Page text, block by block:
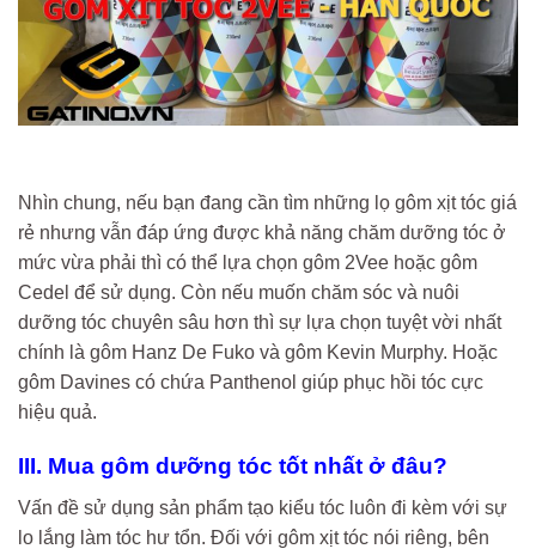
Nhìn chung, nếu bạn đang cần tìm những lọ gôm xịt tóc giá
rẻ nhưng vẫn đáp ứng được khả năng chăm dưỡng tóc ở
mức vừa phải thì có thể lựa chọn gôm 2Vee hoặc gôm
Cedel để sử dụng. Còn nếu muốn chăm sóc và nuôi
dưỡng tóc chuyên sâu hơn thì sự lựa chọn tuyệt vời nhất
chính là gôm Hanz De Fuko và gôm Kevin Murphy. Hoặc
gôm Davines có chứa Panthenol giúp phục hồi tóc cực
hiệu quả.
III. Mua gôm dưỡng tóc tốt nhất ở đâu?
Vấn đề sử dụng sản phẩm tạo kiểu tóc luôn đi kèm với sự
lo lắng làm tóc hư tổn. Đối với gôm xịt tóc nói riêng, bên